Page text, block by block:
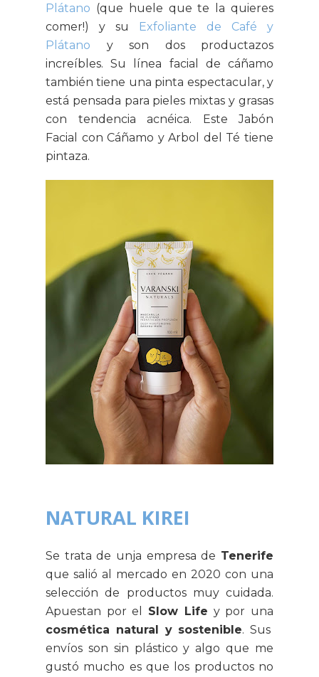
Plátano (que huele que te la quieres
comer!) y su Exfoliante de Café y
Plátano y son dos productazos
increíbles. Su línea facial de cáñamo
también tiene una pinta espectacular, y
está pensada para pieles mixtas y grasas
con tendencia acnéica. Este Jabón
Facial con Cáñamo y Arbol del Té tiene
pintaza.
NATURAL KIREI
Se trata de unja empresa de Tenerife
que salió al mercado en 2020 con una
selección de productos muy cuidada.
Apuestan por el Slow Life y por una
cosmética natural y sostenible. Sus
envíos son sin plástico y algo que me
gustó mucho es que los productos no